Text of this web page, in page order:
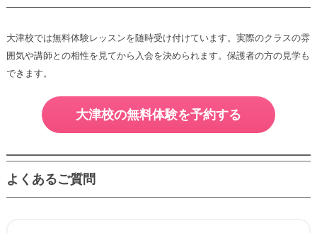
大津校では無料体験レッスンを随時受け付けています。実際のクラスの雰
囲気や講師との相性を見てから入会を決められます。保護者の方の見学も
できます。
大津校の無料体験を予約する
よくあるご質問